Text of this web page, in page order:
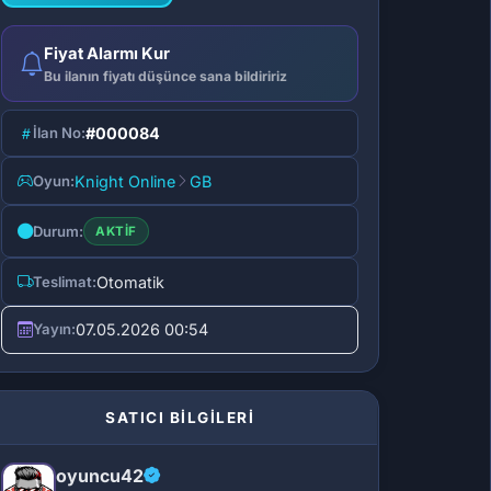
Fiyat Alarmı Kur
Bu ilanın fiyatı düşünce sana bildiririz
İlan No:#000084
Oyun:Knight Online GB
Durum: AKTIF
Teslimat:Otomatik
Yayın:07.05.2026 00:54
SATICI BİLGİLERİ
oyuncu42